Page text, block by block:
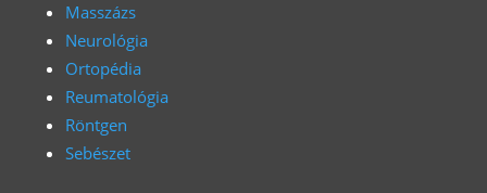
Masszázs
Neurológia
Ortopédia
Reumatológia
Röntgen
Sebészet